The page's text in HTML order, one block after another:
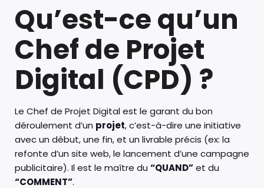
Qu’est-ce qu’un
Chef de Projet
Digital (CPD) ?
Le Chef de Projet Digital est le garant du bon
déroulement d’un projet, c’est-à-dire une initiative
avec un début, une fin, et un livrable précis (ex: la
refonte d’un site web, le lancement d’une campagne
publicitaire). Il est le maître du “QUAND”et du
“COMMENT”.